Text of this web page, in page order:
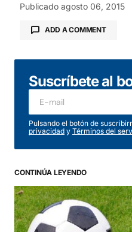
Publicado agosto 06, 2015
ADD A COMMENT
Tu dirección de
publicada. Los
marcados con
Comentario*
Your Name*
Suscríbete al
Pulsando el botón de
privacidad y Términos del
CONTINÚA LEYENDO